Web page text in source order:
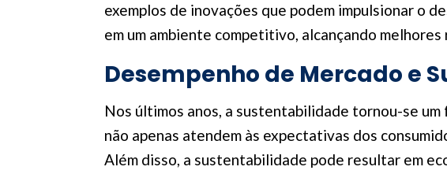
exemplos de inovações que podem impulsionar o
em um ambiente competitivo, alcançando
Desempenho de Mercado e
Nos últimos anos, a sustentabilidade tornou-se
não apenas atendem às expectativas dos
Além disso, a sustentabilidade pode resultar em